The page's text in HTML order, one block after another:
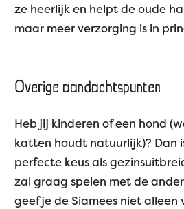
ze heerlijk en helpt de oude
maar meer verzorging is in
Overige aandachtspunten
Heb jij kinderen of een hond
katten houdt natuurlijk)? Dan
perfecte keus als
zal graag spelen met de
geef je de Siamees niet alleen